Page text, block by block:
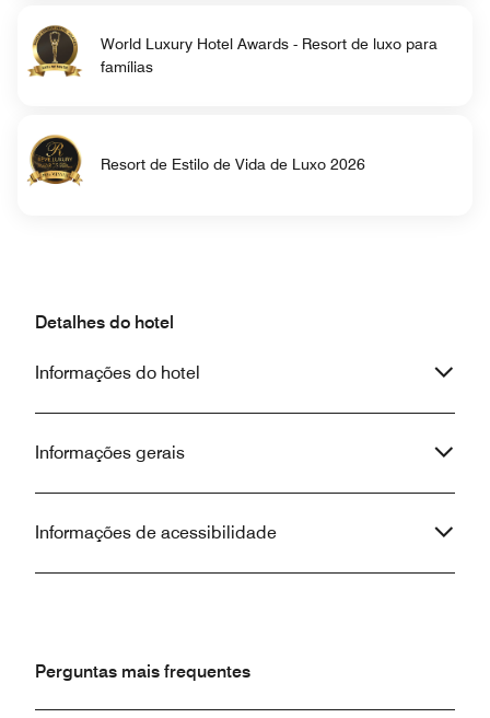
World Luxury Hotel Awards - Resort de luxo para
famílias
Resort de Estilo de Vida de Luxo 2026
Detalhes do hotel
Informações do hotel
Informações gerais
Informações de acessibilidade
Perguntas mais frequentes